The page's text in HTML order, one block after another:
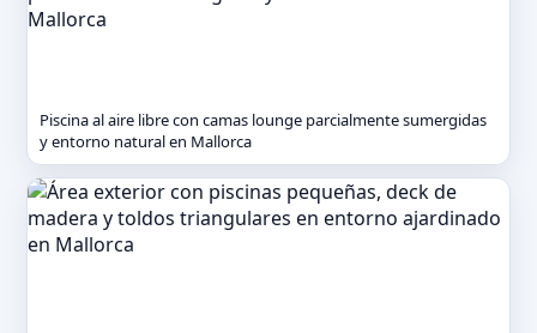
Piscina al aire libre con camas lounge parcialmente sumergidas
y entorno natural en Mallorca